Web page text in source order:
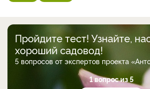
Пройдите тест! Узнайте,
хороший садовод!
5 вопросов от экспертов проекта
1 вопрос из 5